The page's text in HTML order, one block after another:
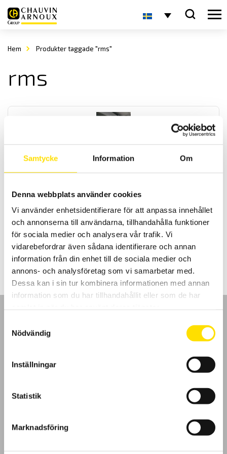
Samtycke Information Om
Denna webbplats använder cookies
Vi använder enhetsidentifierare för att anpassa innehållet
och annonserna till användarna, tillhandahålla funktioner
för sociala medier och analysera vår trafik. Vi
vidarebefordrar även sådana identifierare och annan
information från din enhet till de sociala medier och
annons- och analysföretag som vi samarbetar med.
Dessa kan i sin tur kombinera informationen med annan
information som du har tillhandahållit eller som de har
Nödvändig
Inställningar
Statistik
Marknadsföring
Hem Produkter taggade "rms"
rms
En serie med 1- och 2-kanals ström och spänningsloggers med 8
GB minne för långa loggningar. För mätning av spänning mellan
10...1200V ac /±1700 V dc samt 0,5...3000 A ac. Modell L412 har
ingångar för separata strömtänger.
5,870.00kr –6,495.00kr Prisintervall:
5,870.00 kr
till
6,495.00 kr
LÄS MER